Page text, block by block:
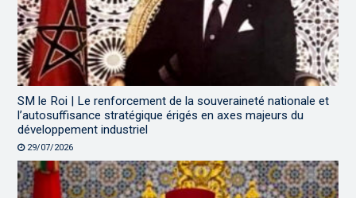
SM le Roi | Le renforcement de la souveraineté nationale et
l’autosuffisance stratégique érigés en axes majeurs du
développement industriel
29/07/2026